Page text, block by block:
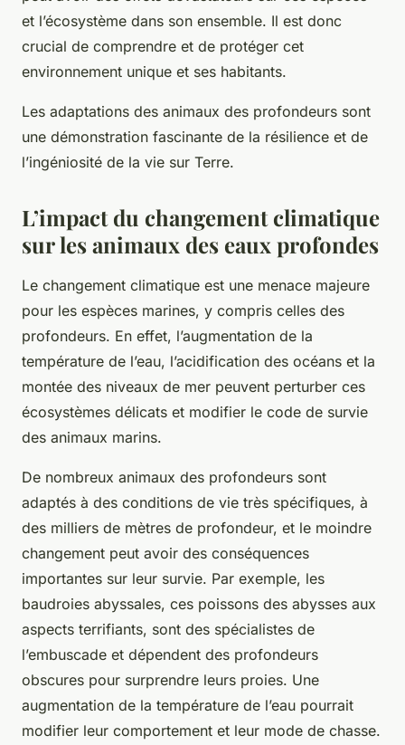
et l’écosystème dans son ensemble. Il est donc
crucial de comprendre et de protéger cet
environnement unique et ses habitants.
Les adaptations des animaux des profondeurs sont
une démonstration fascinante de la résilience et de
l’ingéniosité de la vie sur Terre.
L’impact du changement climatique
sur les animaux des eaux profondes
Le changement climatique est une menace majeure
pour les espèces marines, y compris celles des
profondeurs. En effet, l’augmentation de la
température de l’eau, l’acidification des océans et la
montée des niveaux de mer peuvent perturber ces
écosystèmes délicats et modifier le code de survie
des animaux marins.
De nombreux animaux des profondeurs sont
adaptés à des conditions de vie très spécifiques, à
des milliers de mètres de profondeur, et le moindre
changement peut avoir des conséquences
importantes sur leur survie. Par exemple, les
baudroies abyssales, ces poissons des abysses aux
aspects terrifiants, sont des spécialistes de
l’embuscade et dépendent des profondeurs
obscures pour surprendre leurs proies. Une
augmentation de la température de l’eau pourrait
modifier leur comportement et leur mode de chasse.